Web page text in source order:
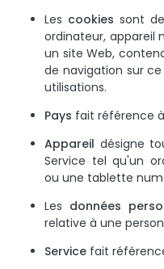
Les cookies sont
ordinateur, appareil
un site Web,
de navigation sur
utilisations.
Pays fait référence
Appareil désigne
Service tel qu'un
ou une tablette
Les données
relative à une
Service fait